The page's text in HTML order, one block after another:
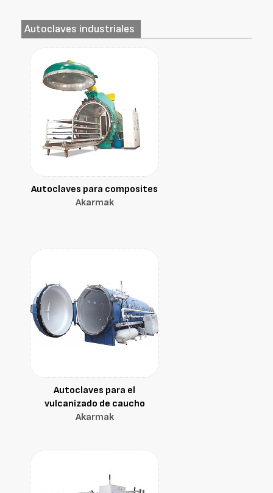
Autoclaves industriales
Autoclaves para composites
Akarmak
Autoclaves para el
vulcanizado de caucho
Akarmak